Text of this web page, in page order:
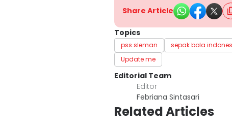
Share Article
Topics
pss sleman sepak bola
Update me
Editorial Team
Editor
Febriana Sintasari
Related Articles